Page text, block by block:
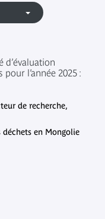
d’évaluation
l’année 2025 :
de recherche,
déchets en Mongolie